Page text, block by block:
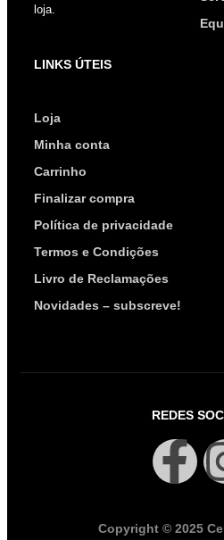
loja.
LINKS ÚTEIS
Loja
Minha conta
Carrinho
Finalizar compra
Política de privacidade
Termos e Condições
Livro de Reclamações
Novidades – subscreve!
REDES
Copyright © 2025